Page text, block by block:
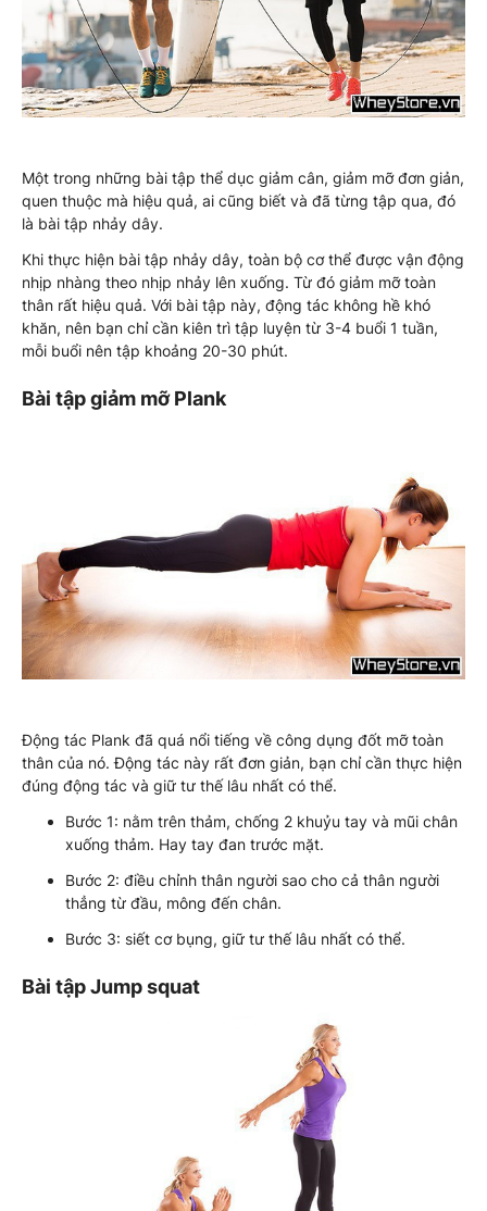
Một trong những bài tập thể dục giảm cân, giảm mỡ đơn giản,
quen thuộc mà hiệu quả, ai cũng biết và đã từng tập qua, đó
là bài tập nhảy dây.
Khi thực hiện bài tập nhảy dây, toàn bộ cơ thể được vận động
nhịp nhàng theo nhịp nhảy lên xuống. Từ đó giảm mỡ toàn
thân rất hiệu quả. Với bài tập này, động tác không hề khó
khăn, nên bạn chỉ cần kiên trì tập luyện từ 3-4 buổi 1 tuần,
mỗi buổi nên tập khoảng 20-30 phút.
Bài tập giảm mỡ Plank
Động tác Plank đã quá nổi tiếng về công dụng đốt mỡ toàn
thân của nó. Động tác này rất đơn giản, bạn chỉ cần thực hiện
đúng động tác và giữ tư thế lâu nhất có thể.
Bước 1: nằm trên thảm, chống 2 khuỷu tay và mũi chân
xuống thảm. Hay tay đan trước mặt.
Bước 2: điều chỉnh thân người sao cho cả thân người
thẳng từ đầu, mông đến chân.
Bước 3: siết cơ bụng, giữ tư thế lâu nhất có thể.
Bài tập Jump squat